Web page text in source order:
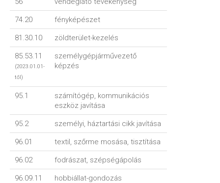
74.20 fényképészet
81.30.10 zöldterület-kezelés
85.53.11
(2023.01.01-
től)
személygépjármű­vezető
képzés
95.1
számítógép, kommunikációs
eszköz javítása
95.2 személyi, háztartási cikk javítása
96.01 textil, szőrme mosása, tisztítása
96.02 fodrászat, szépségápolás
96.09.11 hobbiállat-gondozás